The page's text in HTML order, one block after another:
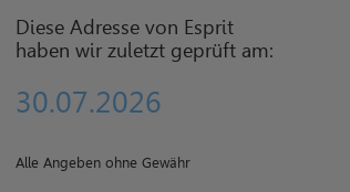
Diese Adresse von Esprit
haben wir zuletzt geprüft am:
30.07.2026
Alle Angeben ohne Gewähr